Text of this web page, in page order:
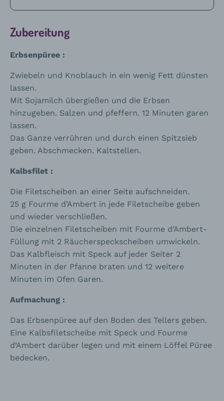
Zubereitung
Erbsenpüree :
Zwiebeln und Knoblauch in ein wenig Fett dünsten
lassen.
Mit Sojamilch übergießen und die Erbsen
hinzugeben. Salzen und pfeffern. 12 Minuten garen
lassen.
Das Ganze verrühren und durch einen Spitzsieb
geben. Abschmecken. Kaltstellen.
Kalbsfilet :
Die Filetscheiben an einer Seite aufschneiden.
25 g Fourme d’Ambert in jede Filetscheibe geben
und wieder verschließen.
Die einzelnen Filetscheiben mit Fourme d’Ambert-
Füllung mit 2 Räucherspeckscheiben umwickeln.
Das Kalbfleisch mit Speck auf jeder Seiter 2
Minuten in der Pfanne braten und 12 weitere
Minuten im Ofen Garen.
Aufmachung :
Das Erbsenpüree auf den Boden des Tellers geben.
Eine Kalbsfiletscheibe mit Speck und Fourme
d‘Ambert darüber legen und mit einem Löffel Püree
bedecken.